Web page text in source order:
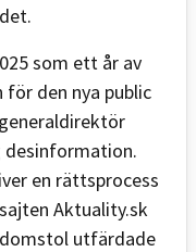
som ett år av
den nya public
desinformation.
en rättsprocess
Aktuality.sk
utfärdade